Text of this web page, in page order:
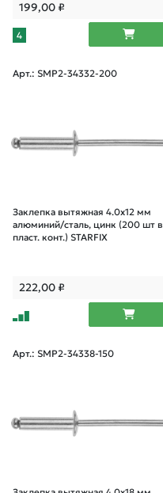
199,00₽
4
Арт.: SMP2-34332-200
Заклепка вытяжная 4.0х12 мм
алюминий/сталь, цинк (200 шт в
пласт. конт.) STARFIX
222,00₽
Арт.: SMP2-34338-150